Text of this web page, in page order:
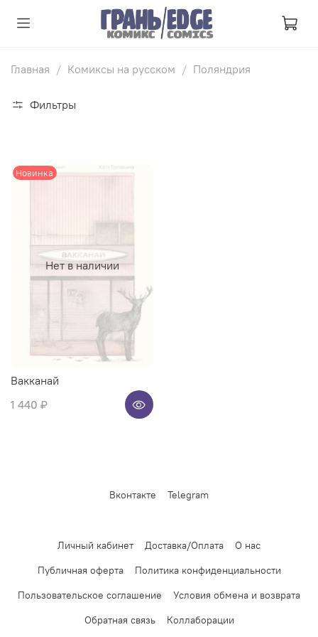
Главная Комиксы на русском Поляндрия
Фильтры
Нет в наличии
Новинка
Вакканай
1 440 ₽
Вконтакте Telegram
Личный кабинет Доставка/Оплата
О нас
Публичная оферта
Политика конфиденциальности
Пользовательское соглашение
Условия обмена и возврата
Обратная связь
Коллаборации